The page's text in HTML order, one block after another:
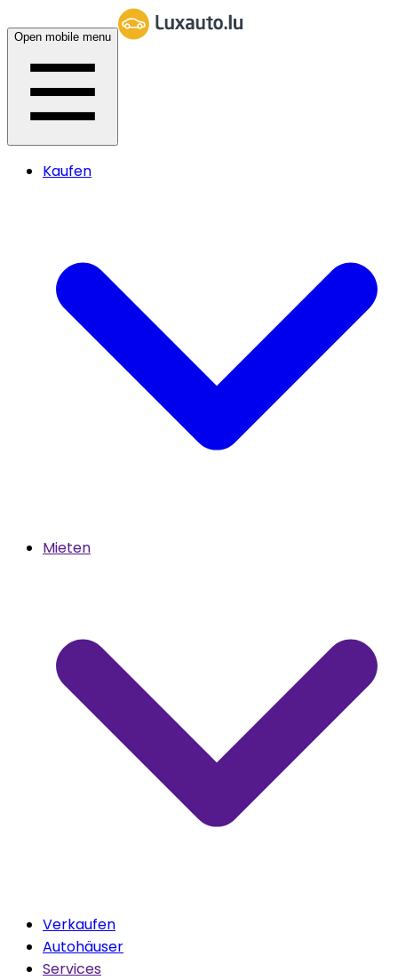
Open mobile menu
Kaufen
Mieten
Verkaufen
Autohäuser
Services